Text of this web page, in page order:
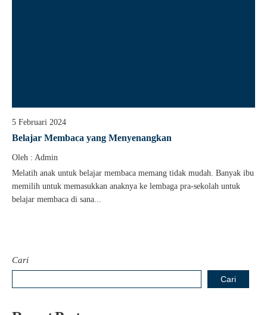
5 Februari 2024
Belajar Membaca yang Menyenangkan
Oleh : Admin
Melatih anak untuk belajar membaca memang tidak mudah. Banyak ibu
memilih untuk memasukkan anaknya ke lembaga pra-sekolah untuk
belajar membaca di sana...
Cari
Cari